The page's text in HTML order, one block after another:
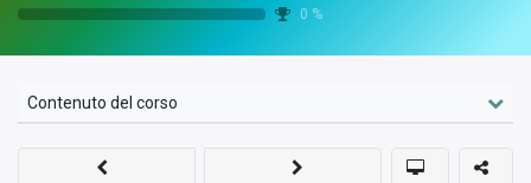
0 %
Contenuto del corso